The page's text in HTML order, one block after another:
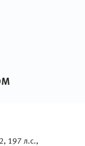
197 л.с.,